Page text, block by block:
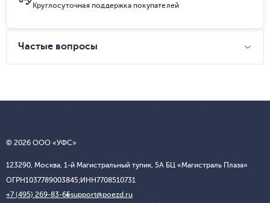
Круглосуточная поддержка покупателей
Частые вопросы
© 2026 ООО «УФС»
123290, Москва, 1-й Магистральный тупик, 5А БЦ «Магистраль Плаза»
ОГРН1037789003845;ИНН7708510731
+7 (495) 269-83-65support@poezd.ru